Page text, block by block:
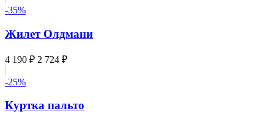
-35%
Жилет Олдмани
4 190 ₽ 2 724 ₽
-25%
Куртка пальто